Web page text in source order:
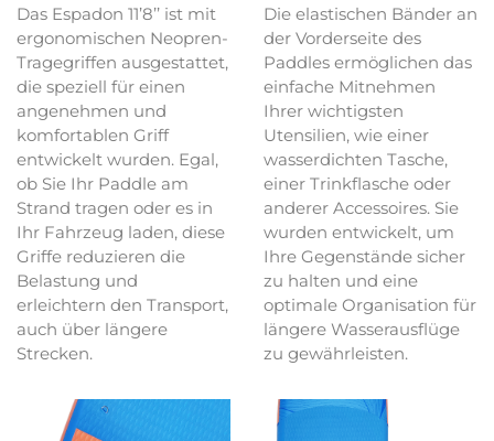
Das Espadon 11’8’’ ist mit
ergonomischen Neopren-
Tragegriffen ausgestattet,
die speziell für einen
angenehmen und
komfortablen Griff
entwickelt wurden. Egal,
ob Sie Ihr Paddle am
Strand tragen oder es in
Ihr Fahrzeug laden, diese
Griffe reduzieren die
Belastung und
erleichtern den Transport,
auch über längere
Strecken.
Die elastischen Bänder an
der Vorderseite des
Paddles ermöglichen das
einfache Mitnehmen
Ihrer wichtigsten
Utensilien, wie einer
wasserdichten Tasche,
einer Trinkflasche oder
anderer Accessoires. Sie
wurden entwickelt, um
Ihre Gegenstände sicher
zu halten und eine
optimale Organisation für
längere Wasserausflüge
zu gewährleisten.